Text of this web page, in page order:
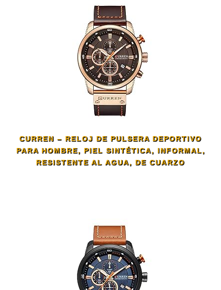
CURREN – RELOJ DE PULSERA DEPORTIVO
PARA HOMBRE, PIEL SINTÉTICA, INFORMAL,
RESISTENTE AL AGUA, DE CUARZO